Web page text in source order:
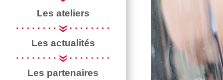
Les ateliers
Les actualités
Les partenaires